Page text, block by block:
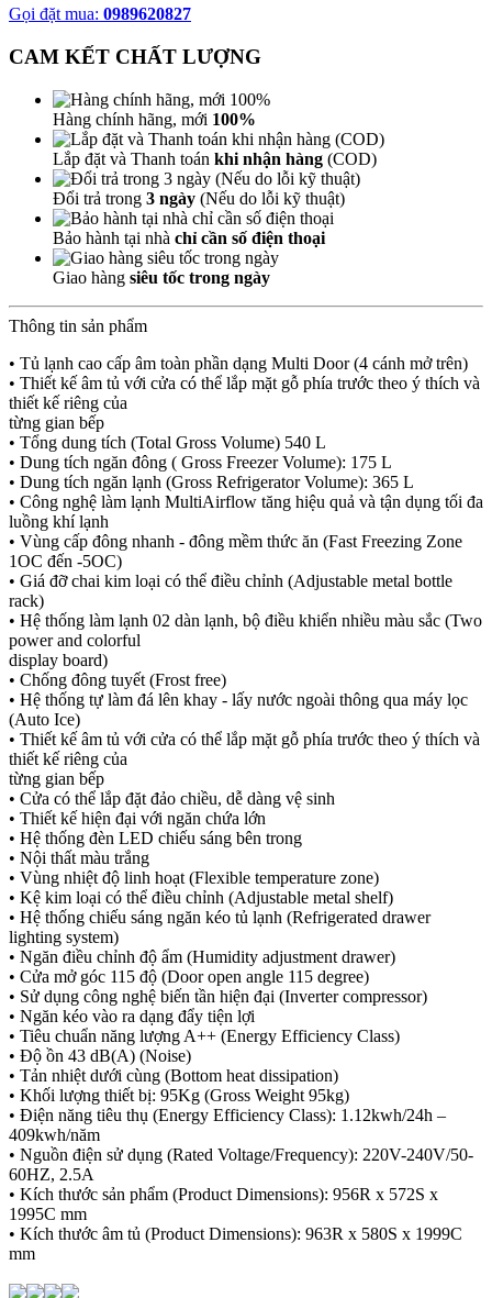
Gọi đặt mua: 0989620827
CAM KẾT CHẤT LƯỢNG
Hàng chính hãng, mới 100%
Lắp đặt và Thanh toán khi nhận hàng (COD)
Đổi trả trong 3 ngày (Nếu do lỗi kỹ thuật)
Bảo hành tại nhà chỉ cần số điện thoại
Giao hàng siêu tốc trong ngày
Thông tin sản phẩm
• Tủ lạnh cao cấp âm toàn phần dạng Multi Door (4 cánh mở trên)
• Thiết kế âm tủ với cửa có thể lắp mặt gỗ phía trước theo ý thích và
thiết kế riêng của
từng gian bếp
• Tổng dung tích (Total Gross Volume) 540 L
• Dung tích ngăn đông ( Gross Freezer Volume): 175 L
• Dung tích ngăn lạnh (Gross Refrigerator Volume): 365 L
• Công nghệ làm lạnh MultiAirflow tăng hiệu quả và tận dụng tối đa
luồng khí lạnh
• Vùng cấp đông nhanh - đông mềm thức ăn (Fast Freezing Zone
1OC đến -5OC)
• Giá đỡ chai kim loại có thể điều chỉnh (Adjustable metal bottle
rack)
• Hệ thống làm lạnh 02 dàn lạnh, bộ điều khiển nhiều màu sắc (Two
power and colorful
display board)
• Chống đông tuyết (Frost free)
• Hệ thống tự làm đá lên khay - lấy nước ngoài thông qua máy lọc
(Auto Ice)
• Thiết kế âm tủ với cửa có thể lắp mặt gỗ phía trước theo ý thích và
thiết kế riêng của
từng gian bếp
• Cửa có thể lắp đặt đảo chiều, dễ dàng vệ sinh
• Thiết kế hiện đại với ngăn chứa lớn
• Hệ thống đèn LED chiếu sáng bên trong
• Nội thất màu trắng
• Vùng nhiệt độ linh hoạt (Flexible temperature zone)
• Kệ kim loại có thể điều chỉnh (Adjustable metal shelf)
• Hệ thống chiếu sáng ngăn kéo tủ lạnh (Refrigerated drawer
lighting system)
• Ngăn điều chỉnh độ ẩm (Humidity adjustment drawer)
• Cửa mở góc 115 độ (Door open angle 115 degree)
• Sử dụng công nghệ biến tần hiện đại (Inverter compressor)
• Ngăn kéo vào ra dạng đẩy tiện lợi
• Tiêu chuẩn năng lượng A++ (Energy Efficiency Class)
• Độ ồn 43 dB(A) (Noise)
• Tản nhiệt dưới cùng (Bottom heat dissipation)
• Khối lượng thiết bị: 95Kg (Gross Weight 95kg)
• Điện năng tiêu thụ (Energy Efficiency Class): 1.12kwh/24h –
409kwh/năm
• Nguồn điện sử dụng (Rated Voltage/Frequency): 220V-240V/50-
60HZ, 2.5A
• Kích thước sản phẩm (Product Dimensions): 956R x 572S x
1995C mm
• Kích thước âm tủ (Product Dimensions): 963R x 580S x 1999C
mm